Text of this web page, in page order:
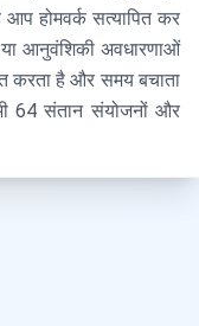
होमवर्क सत्यापित कर
या आनुवंशिकी अवधारणाओं
करता है और समय बचाता
64 संतान संयोजनों और